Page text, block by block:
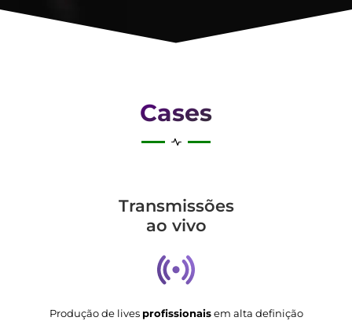
Cases
Transmis­sões
ao vivo
Produção de lives profissionaisem alta definição